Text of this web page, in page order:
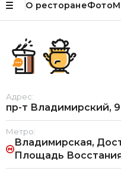
О ресторанеФото
Адрес:
пр-т Владимирский, 9
Метро:
Владимирская,
Площадь